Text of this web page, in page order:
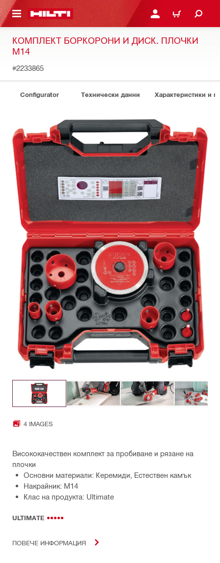
СЪДЪРЖАНИЕ ВЛЕЗ ИЛИ СЕ
КОЛИЧКА
КОМПЛЕКТ БОРКОРОНИ И ДИСК. ПЛОЧКИ
M14
#2233865
Configurator Технически данни Характеристики и
4 IMAGES
Висококачествен комплект за пробиване и рязане на
плочки
Основни материали: Керемиди, Естествен камък
Накрайник: M14
Клас на продукта: Ultimate
ULTIMATE
ПОВЕЧЕ ИНФОРМАЦИЯ